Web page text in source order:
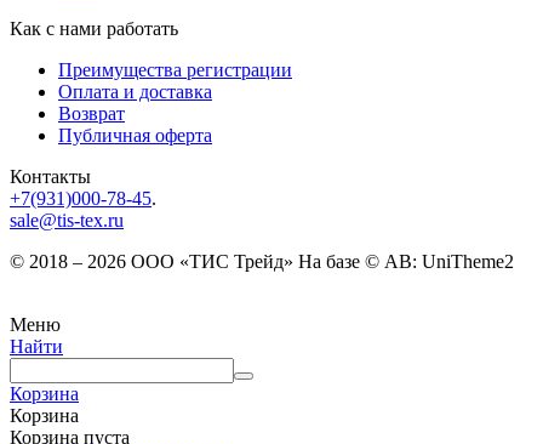
Как с нами работать
Преимущества регистрации
Оплата и доставка
Возврат
Публичная оферта
Контакты
+7(931)000-78-45.
sale@tis-tex.ru
© 2018 – 2026 ООО «ТИС Трейд» На базе © AB: UniTheme2
Меню
Найти
Корзина
Корзина
Корзина пуста